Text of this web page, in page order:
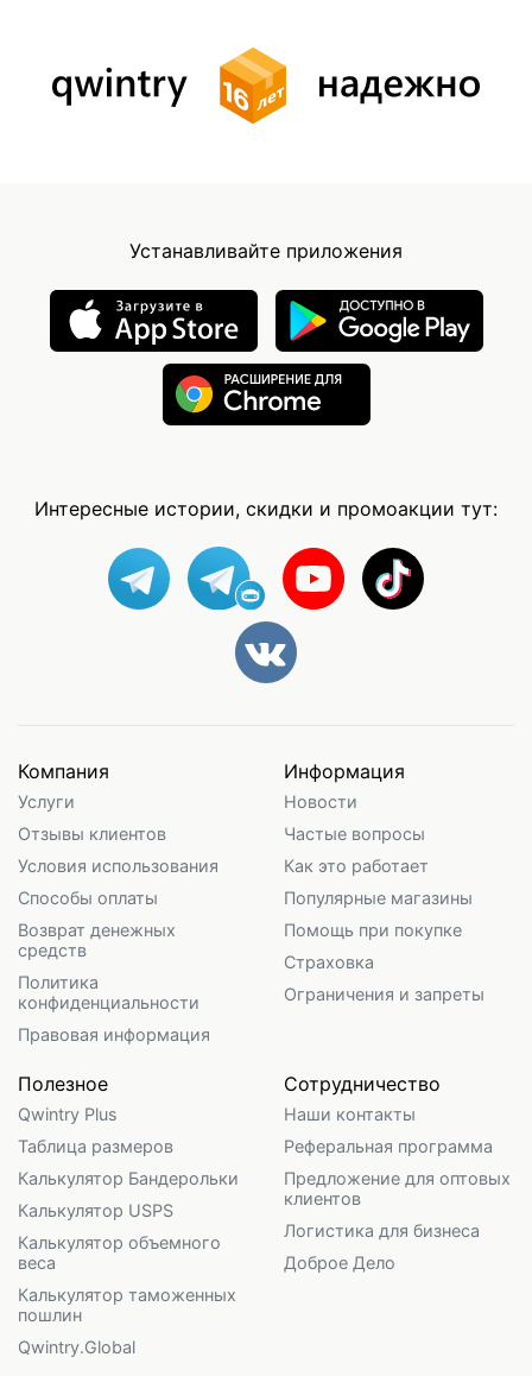
Устанавливайте приложения
Интересные истории, скидки и промоакции тут:
Компания
Услуги
Отзывы клиентов
Условия использования
Способы оплаты
Возврат денежных
средств
Политика
конфиденциальности
Правовая информация
Информация
Новости
Частые вопросы
Как это работает
Популярные магазины
Помощь при покупке
Страховка
Ограничения и запреты
Полезное
Qwintry Plus
Таблица размеров
Калькулятор Бандерольки
Калькулятор USPS
Калькулятор объемного
веса
Калькулятор таможенных
пошлин
Qwintry.Global
Сотрудничество
Наши контакты
Реферальная программа
Предложение для оптовых
клиентов
Логистика для бизнеса
Доброе Дело